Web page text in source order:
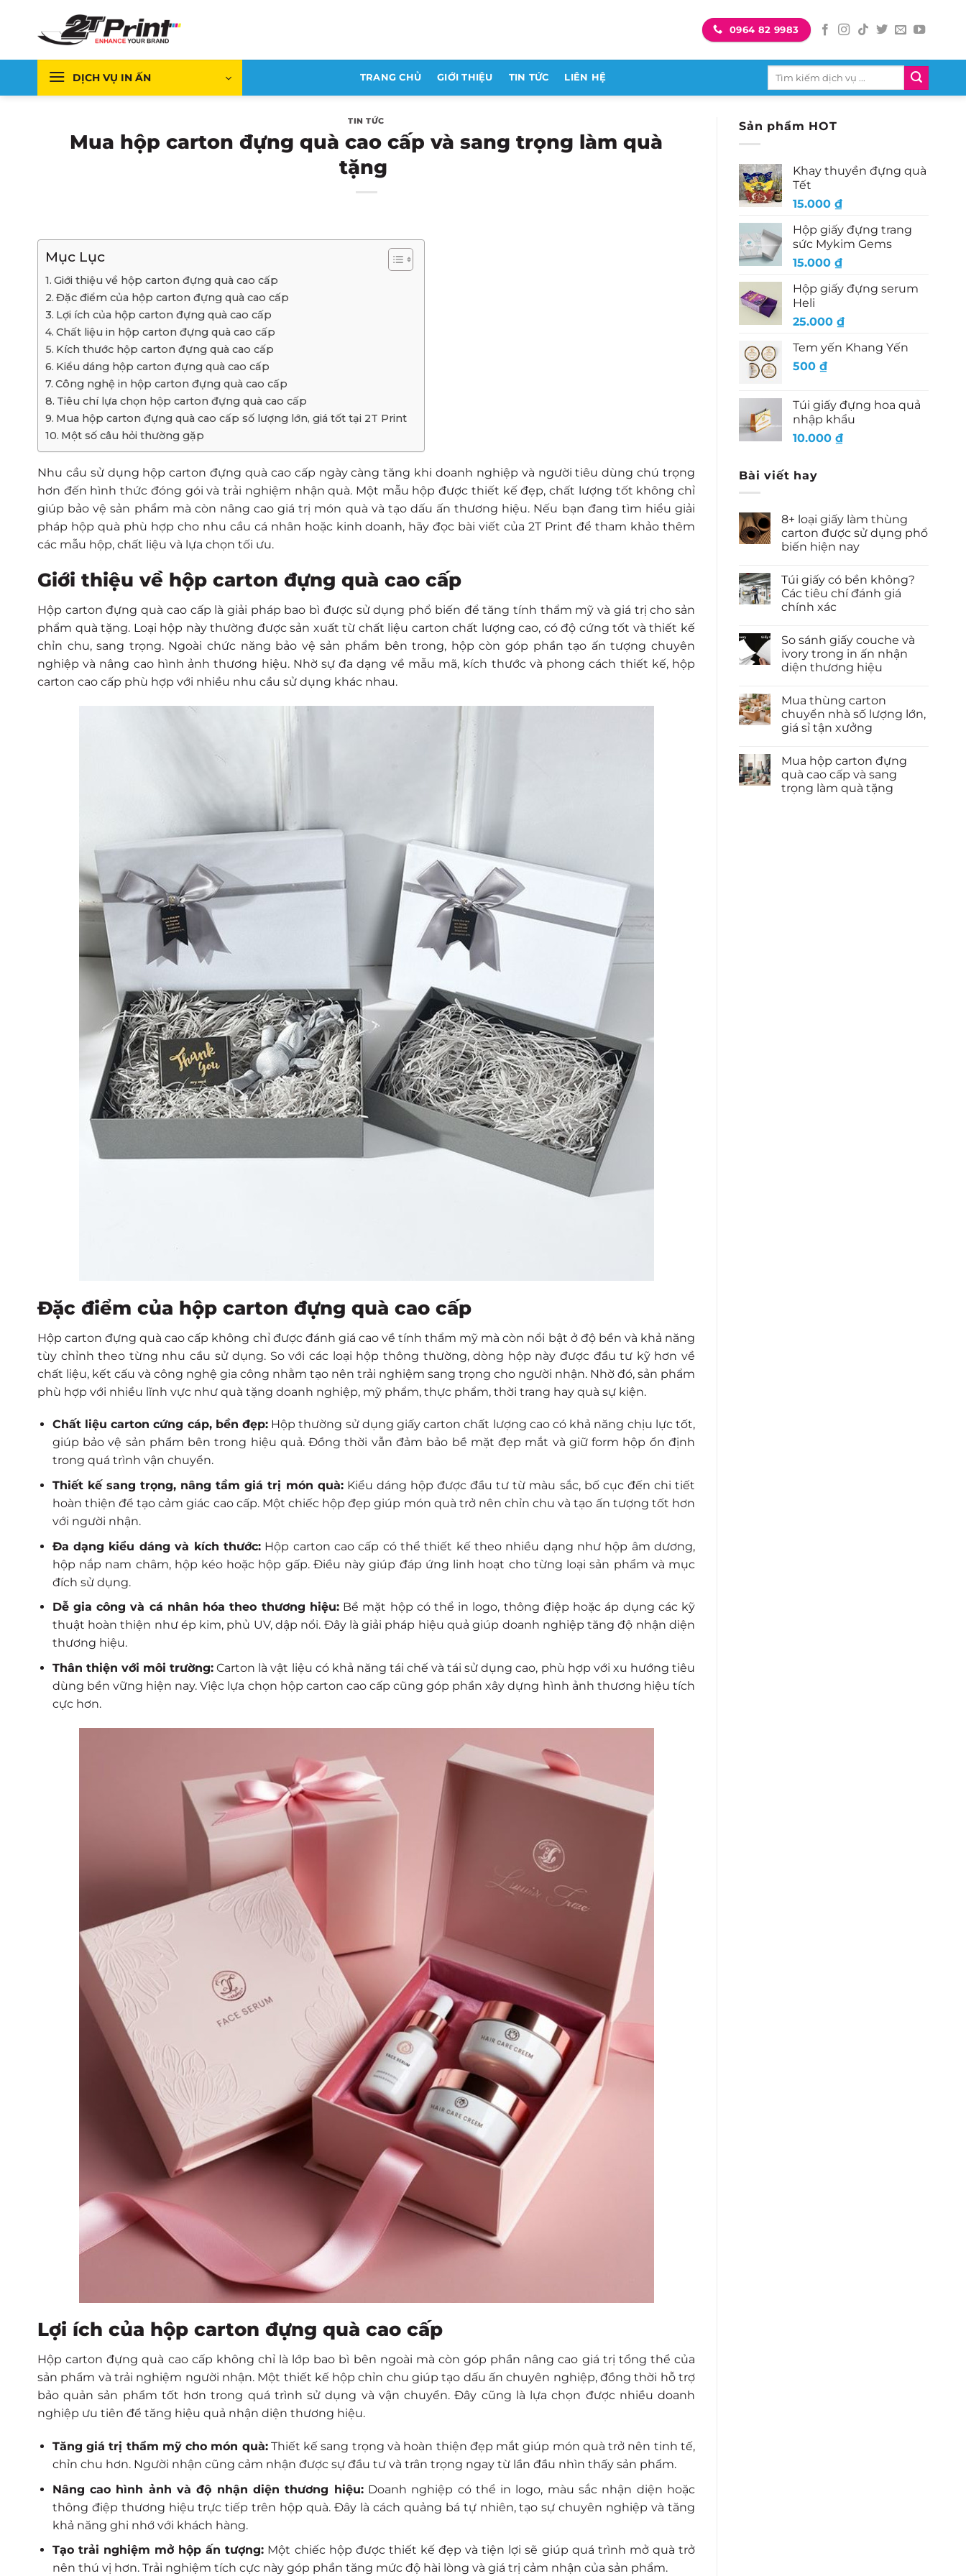
dung
0964 82 9983
DỊCH VỤ IN ẤN TRANG CHỦ GIỚI THIỆU TIN TỨC LIÊN HỆ
Tìm
TIN TỨC
Mua hộp carton đựng quà cao cấp và sang trọng làm quà
tặng
Mục Lục
Giới thiệu về hộp carton đựng quà cao cấp
Đặc điểm của hộp carton đựng quà cao cấp
Lợi ích của hộp carton đựng quà cao cấp
Chất liệu in hộp carton đựng quà cao cấp
Kích thước hộp carton đựng quà cao cấp
Kiểu dáng hộp carton đựng quà cao cấp
Công nghệ in hộp carton đựng quà cao cấp
Tiêu chí lựa chọn hộp carton đựng quà cao cấp
Mua hộp carton đựng quà cao cấp số lượng lớn, giá tốt tại 2T Print
Một số câu hỏi thường gặp
Nhu cầu sử dụng hộp carton đựng quà cao cấp ngày càng tăng khi doanh nghiệp và người tiêu dùng chú trọng
hơn đến hình thức đóng gói và trải nghiệm nhận quà. Một mẫu hộp được thiết kế đẹp, chất lượng tốt không chỉ
giúp bảo vệ sản phẩm mà còn nâng cao giá trị món quà và tạo dấu ấn thương hiệu. Nếu bạn đang tìm hiểu giải
pháp hộp quà phù hợp cho nhu cầu cá nhân hoặc kinh doanh, hãy đọc bài viết của 2T Print để tham khảo thêm
các mẫu hộp, chất liệu và lựa chọn tối ưu.
Giới thiệu về hộp carton đựng quà cao cấp
Hộp carton đựng quà cao cấp là giải pháp bao bì được sử dụng phổ biến để tăng tính thẩm mỹ và giá trị cho sản
phẩm quà tặng. Loại hộp này thường được sản xuất từ chất liệu carton chất lượng cao, có độ cứng tốt và thiết kế
chỉn chu, sang trọng. Ngoài chức năng bảo vệ sản phẩm bên trong, hộp còn góp phần tạo ấn tượng chuyên
nghiệp và nâng cao hình ảnh thương hiệu. Nhờ sự đa dạng về mẫu mã, kích thước và phong cách thiết kế, hộp
carton cao cấp phù hợp với nhiều nhu cầu sử dụng khác nhau.
Đặc điểm của hộp carton đựng quà cao cấp
Hộp carton đựng quà cao cấp không chỉ được đánh giá cao về tính thẩm mỹ mà còn nổi bật ở độ bền và khả năng
tùy chỉnh theo từng nhu cầu sử dụng. So với các loại hộp thông thường, dòng hộp này được đầu tư kỹ hơn về
chất liệu, kết cấu và công nghệ gia công nhằm tạo nên trải nghiệm sang trọng cho người nhận. Nhờ đó, sản phẩm
phù hợp với nhiều lĩnh vực như quà tặng doanh nghiệp, mỹ phẩm, thực phẩm, thời trang hay quà sự kiện.
Chất liệu carton cứng cáp, bền đẹp: Hộp thường sử dụng giấy carton chất lượng cao có khả năng chịu lực tốt,
giúp bảo vệ sản phẩm bên trong hiệu quả. Đồng thời vẫn đảm bảo bề mặt đẹp mắt và giữ form hộp ổn định
trong quá trình vận chuyển.
Thiết kế sang trọng, nâng tầm giá trị món quà:Kiểu dáng hộp được đầu tư từ màu sắc, bố cục đến chi tiết
hoàn thiện để tạo cảm giác cao cấp. Một chiếc hộp đẹp giúp món quà trở nên chỉn chu và tạo ấn tượng tốt hơn
với người nhận.
Đa dạng kiểu dáng và kích thước:Hộp carton cao cấp có thể thiết kế theo nhiều dạng như hộp âm dương,
hộp nắp nam châm, hộp kéo hoặc hộp gấp. Điều này giúp đáp ứng linh hoạt cho từng loại sản phẩm và mục
đích sử dụng.
Dễ gia công và cá nhân hóa theo thương hiệu:Bề mặt hộp có thể in logo, thông điệp hoặc áp dụng các kỹ
thuật hoàn thiện như ép kim, phủ UV, dập nổi. Đây là giải pháp hiệu quả giúp doanh nghiệp tăng độ nhận diện
thương hiệu.
Thân thiện với môi trường: Carton là vật liệu có khả năng tái chế và tái sử dụng cao, phù hợp với xu hướng tiêu
dùng bền vững hiện nay. Việc lựa chọn hộp carton cao cấp cũng góp phần xây dựng hình ảnh thương hiệu tích
cực hơn.
Lợi ích của hộp carton đựng quà cao cấp
Hộp carton đựng quà cao cấp không chỉ là lớp bao bì bên ngoài mà còn góp phần nâng cao giá trị tổng thể của
sản phẩm và trải nghiệm người nhận. Một thiết kế hộp chỉn chu giúp tạo dấu ấn chuyên nghiệp, đồng thời hỗ trợ
bảo quản sản phẩm tốt hơn trong quá trình sử dụng và vận chuyển. Đây cũng là lựa chọn được nhiều doanh
nghiệp ưu tiên để tăng hiệu quả nhận diện thương hiệu.
Tăng giá trị thẩm mỹ cho món quà:Thiết kế sang trọng và hoàn thiện đẹp mắt giúp món quà trở nên tinh tế,
chỉn chu hơn. Người nhận cũng cảm nhận được sự đầu tư và trân trọng ngay từ lần đầu nhìn thấy sản phẩm.
Nâng cao hình ảnh và độ nhận diện thương hiệu:Doanh nghiệp có thể in logo, màu sắc nhận diện hoặc
thông điệp thương hiệu trực tiếp trên hộp quà. Đây là cách quảng bá tự nhiên, tạo sự chuyên nghiệp và tăng
khả năng ghi nhớ với khách hàng.
Tạo trải nghiệm mở hộp ấn tượng: Một chiếc hộp được thiết kế đẹp và tiện lợi sẽ giúp quá trình mở quà trở
nên thú vị hơn. Trải nghiệm tích cực này góp phần tăng mức độ hài lòng và giá trị cảm nhận của sản phẩm.
Sản phẩm HOT
Khay thuyền đựng quà
Tết
15.000 ₫
Hộp giấy đựng trang
sức Mykim Gems
15.000 ₫
Hộp giấy đựng serum
Heli
25.000 ₫
Tem yến Khang Yến
500 ₫
Túi giấy đựng hoa quả
nhập khẩu
10.000 ₫
Bài viết hay
8+ loại giấy làm thùng
carton được sử dụng phổ
biến hiện nay
Túi giấy có bền không?
Các tiêu chí đánh giá
chính xác
So sánh giấy couche và
ivory trong in ấn nhận
diện thương hiệu
Mua thùng carton
chuyển nhà số lượng lớn,
giá sỉ tận xưởng
Mua hộp carton đựng
quà cao cấp và sang
trọng làm quà tặng